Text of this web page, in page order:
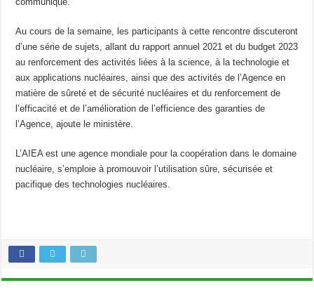
Au cours de la semaine, les participants à cette rencontre discuteront
d’une série de sujets, allant du rapport annuel 2021 et du budget 2023
au renforcement des activités liées à la science, à la technologie et
aux applications nucléaires, ainsi que des activités de l’Agence en
matière de sûreté et de sécurité nucléaires et du renforcement de
l’efficacité et de l’amélioration de l’efficience des garanties de
l’Agence, ajoute le ministère.
L’AIEA est une agence mondiale pour la coopération dans le domaine
nucléaire, s’emploie à promouvoir l’utilisation sûre, sécurisée et
pacifique des technologies nucléaires.